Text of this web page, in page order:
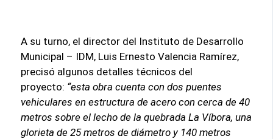
A su turno, el director del Instituto de Desarrollo
Municipal – IDM, Luis Ernesto Valencia Ramírez,
precisó algunos detalles técnicos del
proyecto: “esta obra cuenta con dos puentes
vehiculares en estructura de acero con cerca de 40
metros sobre el lecho de la quebrada La Víbora, una
glorieta de 25 metros de diámetro y 140 metros